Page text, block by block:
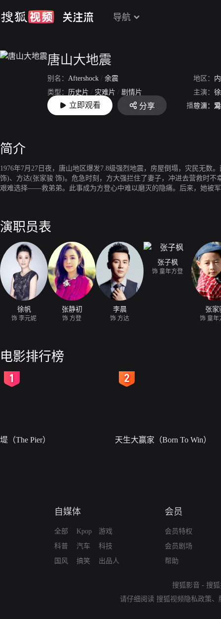
导航
唐山大地震
别名： Aftershock / 余震 地区：
类型： 历史片 / 灾难片 / 剧情片 主演：
上映： 2010-07-22 导演：
立即观看 分享 播放源：
简介
1976年7月27日夜，唐山地区爆发7.8级强烈地震，房屋倒塌，灾民无
饰)、方达(张家骏 饰)。危急时刻，方大强拦住了妻子，冲进去营救时
艰难选择——救弟弟。此事成为方登心中难以磨灭的隐痛。后来，她被
演职员表
徐帆
饰 李元妮
张静初
饰 方登
李晨
饰 方达
张子枫
饰 童年方登
张家
饰 童年
电影排行榜
堤（The Pier） 天生大赢家（Born To Win）
自媒体
全部
科普
国风
Kpop
汽车
搞笑
游戏
科技
出品人
会员
会员特权
会员剧场
帮助
搜狐影音 - 搜
请仔细阅读 搜狐视频隐私政策、